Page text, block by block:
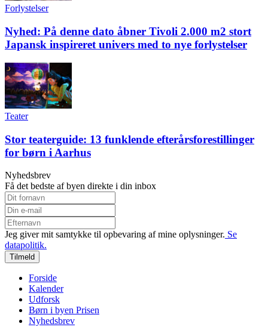
Forlystelser
Nyhed: På denne dato åbner Tivoli 2.000 m2 stort
Japansk inspireret univers med to nye forlystelser
Teater
Stor teaterguide: 13 funklende efterårsforestillinger
for børn i Aarhus
Nyhedsbrev
Få det bedste af byen direkte i din inbox
Jeg giver mit samtykke til opbevaring af mine oplysninger. Se
datapolitik.
Tilmeld
Forside
Kalender
Udforsk
Børn i byen Prisen
Nyhedsbrev